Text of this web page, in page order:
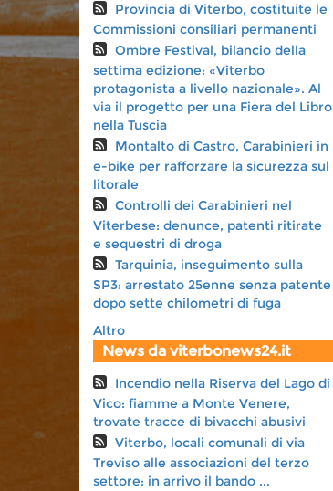
Provincia di Viterbo, costituite le
Commissioni consiliari permanenti
Ombre Festival, bilancio della
settima edizione: «Viterbo
protagonista a livello nazionale». Al
via il progetto per una Fiera del Libro
nella Tuscia
Montalto di Castro, Carabinieri in
e-bike per rafforzare la sicurezza sul
litorale
Controlli dei Carabinieri nel
Viterbese: denunce, patenti ritirate
e sequestri di droga
Tarquinia, inseguimento sulla
SP3: arrestato 25enne senza patente
dopo sette chilometri di fuga
Altro
News da viterbonews24.it
Incendio nella Riserva del Lago di
Vico: fiamme a Monte Venere,
trovate tracce di bivacchi abusivi
Viterbo, locali comunali di via
Treviso alle associazioni del terzo
settore: in arrivo il bando ...